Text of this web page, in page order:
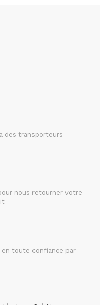
des transporteurs
nous retourner votre
toute confiance par